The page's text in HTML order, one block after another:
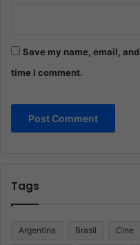
Save my name, email,
time I comment.
Tags
Argentina Brasil Cine